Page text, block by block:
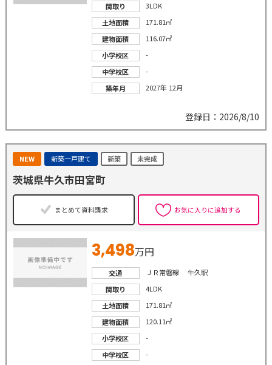
間取り
3LDK
土地面積
171.81㎡
建物面積
116.07㎡
小学校区
-
中学校区
-
築年月
2027年 12月
登録日：2026/8/10
NEW 新築一戸建て 新築 未完成
茨城県牛久市田宮町
まとめて資料請求 お気に入りに追加する
3,498万円
交通
ＪＲ常磐線 牛久駅
間取り
4LDK
土地面積
171.81㎡
建物面積
120.11㎡
小学校区
-
中学校区
-